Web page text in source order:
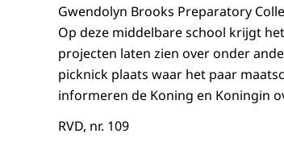
Gwendolyn Brooks Preparatory
Op deze middelbare school krijgt
projecten laten zien over onder
picknick plaats waar het paar
informeren de Koning en Koningin
RVD, nr. 109